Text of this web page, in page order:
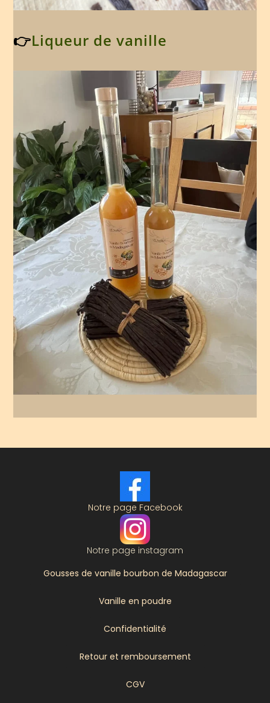
👉Liqueur de vanille
Notre page Facebook
Notre page instagram
Gousses de vanille bourbon de Madagascar
Vanille en poudre
Confidentialité
Retour et remboursement
CGV